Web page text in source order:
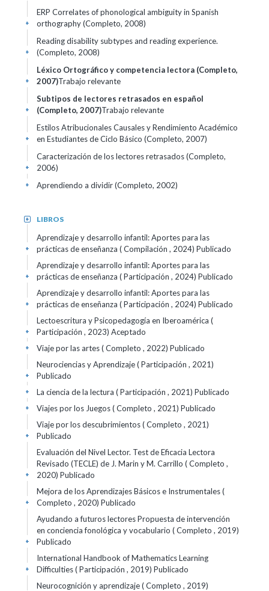
ERP Correlates of phonological ambiguity in Spanish
orthography (Completo, 2008)
+
Reading disability subtypes and reading experience.
(Completo, 2008)
+
Léxico Ortográfico y competencia lectora (Completo,
2007)Trabajo relevante
+
Subtipos de lectores retrasados en español
(Completo, 2007)Trabajo relevante
+
Estilos Atribucionales Causales y Rendimiento Académico
en Estudiantes de Ciclo Básico (Completo, 2007)
+
Caracterización de los lectores retrasados (Completo,
2006)
+
Aprendiendo a dividir (Completo, 2002)
+
LIBROS
+
Aprendizaje y desarrollo infantil: Aportes para las
prácticas de enseñanza ( Compilación , 2024) Publicado
+
Aprendizaje y desarrollo infantil: Aportes para las
prácticas de enseñanza ( Participación , 2024) Publicado
+
Aprendizaje y desarrollo infantil: Aportes para las
prácticas de enseñanza ( Participación , 2024) Publicado
+
Lectoescritura y Psicopedagogía en Iberoamérica (
Participación , 2023) Aceptado
+
Viaje por las artes ( Completo , 2022) Publicado
+
Neurociencias y Aprendizaje ( Participación , 2021)
Publicado
+
La ciencia de la lectura ( Participación , 2021) Publicado
+
Viajes por los Juegos ( Completo , 2021) Publicado
+
Viaje por los descubrimientos ( Completo , 2021)
Publicado
+
Evaluación del Nivel Lector. Test de Eficacia Lectora
Revisado (TECLE) de J. Marin y M. Carrillo ( Completo ,
2020) Publicado
+
Mejora de los Aprendizajes Básicos e Instrumentales (
Completo , 2020) Publicado
+
Ayudando a futuros lectores Propuesta de intervención
en conciencia fonológica y vocabulario ( Completo , 2019)
Publicado
+
International Handbook of Mathematics Learning
Difficulties ( Participación , 2019) Publicado
+
Neurocognición y aprendizaje ( Completo , 2019)